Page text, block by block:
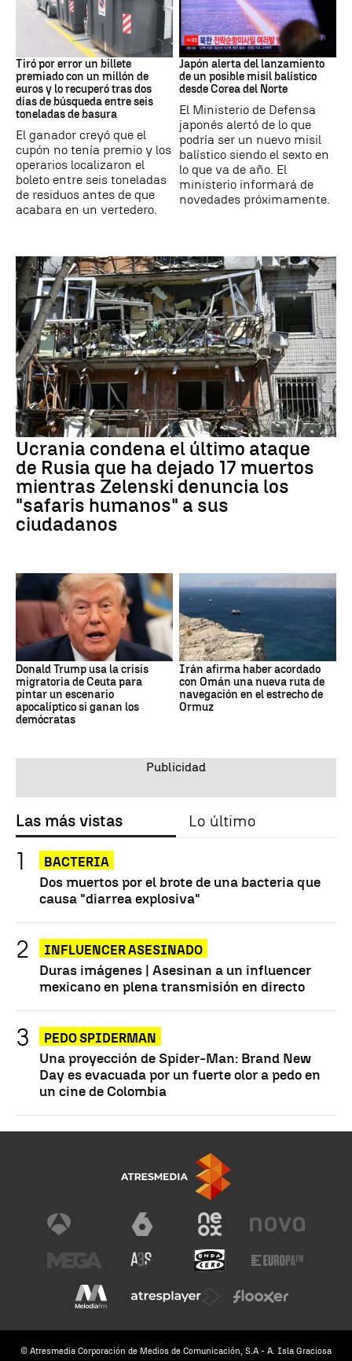
Tiró por error un billete
premiado con un millón de
euros y lo recuperó tras dos
días de búsqueda entre seis
toneladas de basura
El ganador creyó que el
cupón no tenía premio y los
operarios localizaron el
boleto entre seis toneladas
de residuos antes de que
acabara en un vertedero.
JAPÓN
Japón alerta del lanzamiento
de un posible misil balístico
desde Corea del Norte
El Ministerio de Defensa
japonés alertó de lo que
podría ser un nuevo misil
balístico siendo el sexto en
lo que va de año. El
ministerio informará de
novedades próximamente.
Ucrania condena el último ataque
de Rusia que ha dejado 17 muertos
mientras Zelenski denuncia los
"safaris humanos" a sus
ciudadanos
Donald Trump usa la crisis
migratoria de Ceuta para
pintar un escenario
apocalíptico si ganan los
demócratas
Irán afirma haber acordado
con Omán una nueva ruta de
navegación en el estrecho de
Ormuz
Las más vistas Lo último
BACTERIA
Dos muertos por el brote de una bacteria que
causa "diarrea explosiva"
INFLUENCER ASESINADO
Duras imágenes | Asesinan a un influencer
mexicano en plena transmisión en directo
PEDO SPIDERMAN
Una proyección de Spider-Man: Brand New
Day es evacuada por un fuerte olor a pedo en
un cine de Colombia
© Atresmedia Corporación de Medios de Comunicación, S.A - A. Isla Graciosa